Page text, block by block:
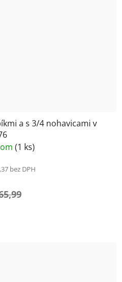
a s 3/4 nohavicami v
(1 ks)
bez DPH